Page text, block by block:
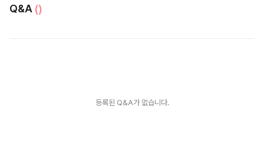
Q&A ()
등록된 Q&A가 없습니다.